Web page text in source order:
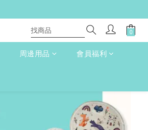
周邊用品 會員福利
立即購買